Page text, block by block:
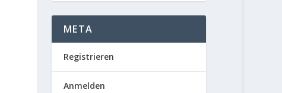
META
Registrieren
Anmelden